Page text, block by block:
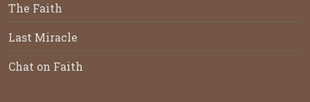
The Faith
Last Miracle
Chat on Faith